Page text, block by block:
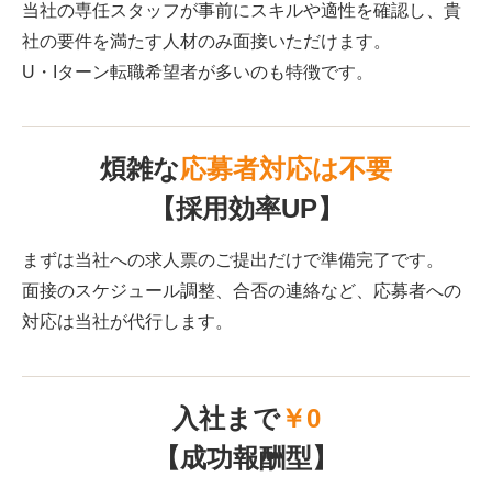
当社の専任スタッフが事前にスキルや適性を確認し、貴
社の要件を満たす人材のみ面接いただけます。
U・Iターン転職希望者が多いのも特徴です。
煩雑な応募者対応は不要
【採用効率UP】
まずは当社への求人票のご提出だけで準備完了です。
面接のスケジュール調整、合否の連絡など、応募者への
対応は当社が代行します。
入社まで￥0
【成功報酬型】